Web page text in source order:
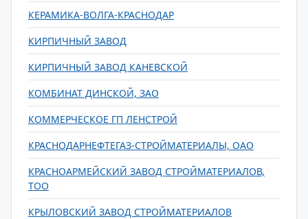
КЕРАМИКА-ВОЛГА-КРАСНОДАР
КИРПИЧНЫЙ ЗАВОД
КИРПИЧНЫЙ ЗАВОД КАНЕВСКОЙ
КОМБИНАТ ДИНСКОЙ, ЗАО
КОММЕРЧЕСКОЕ ГП ЛЕНСТРОЙ
КРАСНОДАРНЕФТЕГАЗ-СТРОЙМАТЕРИАЛЫ, ОАО
КРАСНОАРМЕЙСКИЙ ЗАВОД СТРОЙМАТЕРИАЛОВ,
ТОО
КРЫЛОВСКИЙ ЗАВОД СТРОЙМАТЕРИАЛОВ